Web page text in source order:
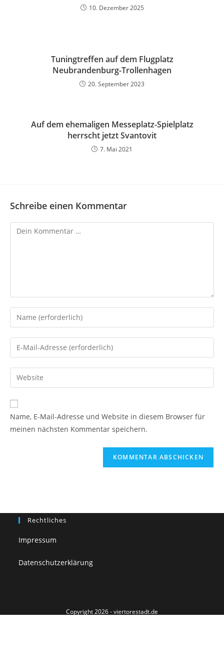
10. Dezember 2025
Tuningtreffen auf dem Flugplatz
Neubrandenburg-Trollenhagen
20. September 2023
Auf dem ehemaligen Messeplatz-Spielplatz
herrscht jetzt Svantovit
7. Mai 2021
Schreibe einen Kommentar
Name, E-Mail-Adresse und Website in diesem Browser für
meinen nächsten Kommentar speichern.
Rechtliches
Impressum
Datenschutzerklärung
Copyright 2026 - viertorestadt.de